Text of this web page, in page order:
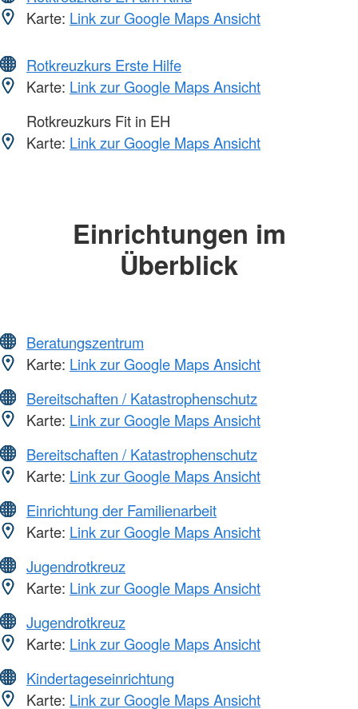
Karte: Link zur Google Maps Ansicht
Rotkreuzkurs Erste Hilfe
Karte: Link zur Google Maps Ansicht
Rotkreuzkurs Fit in EH
Karte: Link zur Google Maps Ansicht
Einrichtungen im
Überblick
Beratungszentrum
Karte: Link zur Google Maps Ansicht
Bereitschaften / Katastrophenschutz
Karte: Link zur Google Maps Ansicht
Bereitschaften / Katastrophenschutz
Karte: Link zur Google Maps Ansicht
Einrichtung der Familienarbeit
Karte: Link zur Google Maps Ansicht
Jugendrotkreuz
Karte: Link zur Google Maps Ansicht
Jugendrotkreuz
Karte: Link zur Google Maps Ansicht
Kindertageseinrichtung
Karte: Link zur Google Maps Ansicht